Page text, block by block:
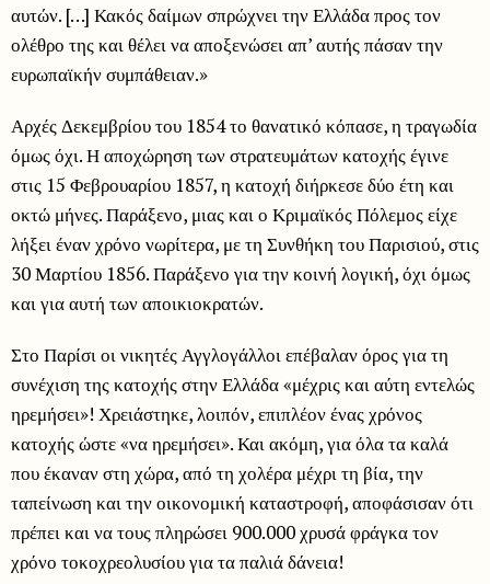
αυτών. […] Κακός δαίμων σπρώχνει την Ελλάδα προς τον
ολέθρο της και θέλει να αποξενώσει απ’ αυτής πάσαν την
ευρωπαϊκήν συμπάθειαν.»
Αρχές Δεκεμβρίου του 1854 το θανατικό κόπασε, η τραγωδία
όμως όχι. Η αποχώρηση των στρατευμάτων κατοχής έγινε
στις 15 Φεβρουαρίου 1857, η κατοχή διήρκεσε δύο έτη και
οκτώ μήνες. Παράξενο, μιας και ο Κριμαϊκός Πόλεμος είχε
λήξει έναν χρόνο νωρίτερα, με τη Συνθήκη του Παρισιού, στις
30 Μαρτίου 1856. Παράξενο για την κοινή λογική, όχι όμως
και για αυτή των αποικιοκρατών.
Στο Παρίσι οι νικητές Αγγλογάλλοι επέβαλαν όρος για τη
συνέχιση της κατοχής στην Ελλάδα «μέχρις και αύτη εντελώς
ηρεμήσει»! Χρειάστηκε, λοιπόν, επιπλέον ένας χρόνος
κατοχής ώστε «να ηρεμήσει». Και ακόμη, για όλα τα καλά
που έκαναν στη χώρα, από τη χολέρα μέχρι τη βία, την
ταπείνωση και την οικονομική καταστροφή, αποφάσισαν ότι
πρέπει και να τους πληρώσει 900.000 χρυσά φράγκα τον
χρόνο τοκοχρεολυσίου για τα παλιά δάνεια!